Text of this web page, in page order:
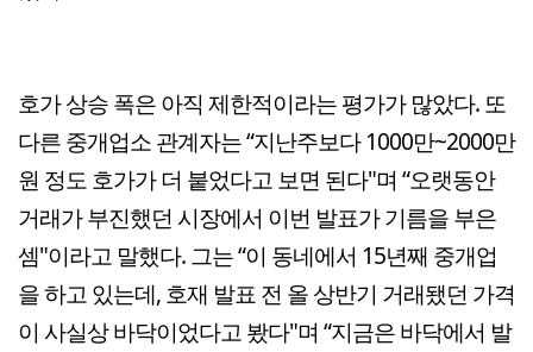
호가 상승 폭은 아직 제한적이라는 평가가 많았다. 또
다른 중개업소 관계자는 “지난주보다 1000만~2000만
원 정도 호가가 더 붙었다고 보면 된다"며 “오랫동안
거래가 부진했던 시장에서 이번 발표가 기름을 부은
셈"이라고 말했다. 그는 “이 동네에서 15년째 중개업
을 하고 있는데, 호재 발표 전 올 상반기 거래됐던 가격
이 사실상 바닥이었다고 봤다"며 “지금은 바닥에서 발